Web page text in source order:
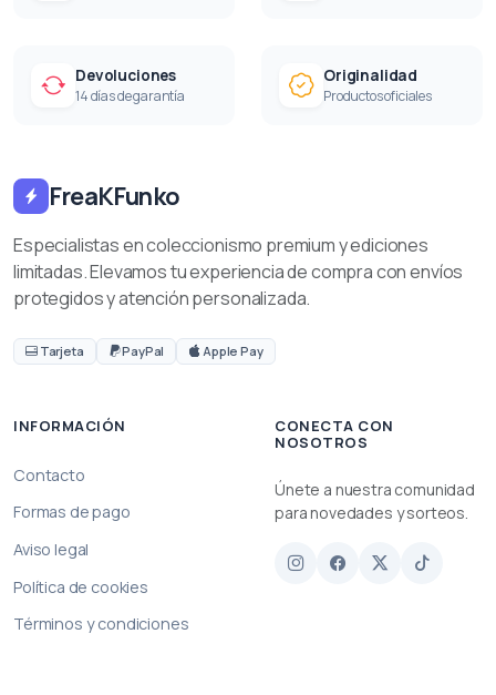
Devoluciones
14 días de garantía
Originalidad
Productos oficiales
FreaKFunko
Especialistas en coleccionismo premium y ediciones
limitadas. Elevamos tu experiencia de compra con envíos
protegidos y atención personalizada.
Tarjeta PayPal Apple Pay
INFORMACIÓN
Contacto
Formas de pago
Aviso legal
Política de cookies
Términos y condiciones
CONECTA CON
NOSOTROS
Únete a nuestra comunidad
para novedades y sorteos.